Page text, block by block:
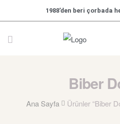
1988’den beri çorbada
Biber
Ana Sayfa Ürünler “Biber